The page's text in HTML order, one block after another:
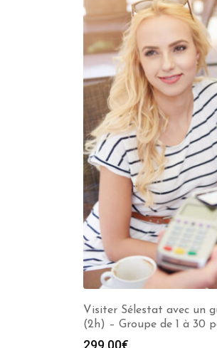
Visiter Sélestat avec un
(2h) – Groupe de 1 à 30
299.00€